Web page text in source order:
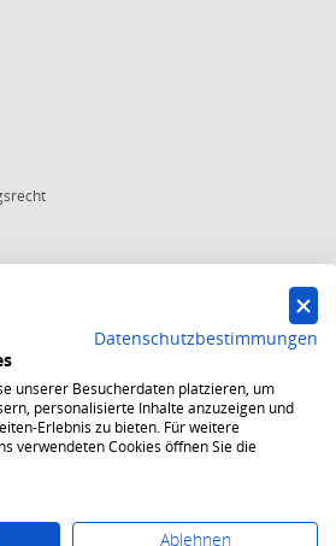
Excellent Shop Award stehen seit mehr als 5,
20 Jahren für ein sicheres und angenehmes
ist durch den Trusted Shops Käuferschutz
Datenschutzbestimmungen
unserer Besucherdaten platzieren, um
personalisierte Inhalte anzuzeigen und
Erlebnis zu bieten. Für weitere
verwendeten Cookies öffnen Sie die
Ablehnen